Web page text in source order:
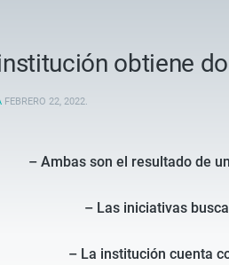
obtiene
FEBRERO 22, 2022.
– Ambas son el resultado de
– Las iniciativas
– La institución cuenta